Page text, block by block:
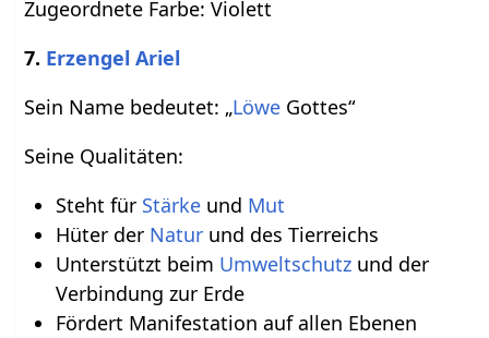
Zugeordnete Farbe: Violett
7. Erzengel Ariel
Sein Name bedeutet: „Löwe Gottes“
Seine Qualitäten:
Steht für Stärkeund Mut
Hüter der Naturund des Tierreichs
Unterstützt beim Umweltschutzund der
Verbindung zur Erde
Fördert Manifestation auf allen Ebenen